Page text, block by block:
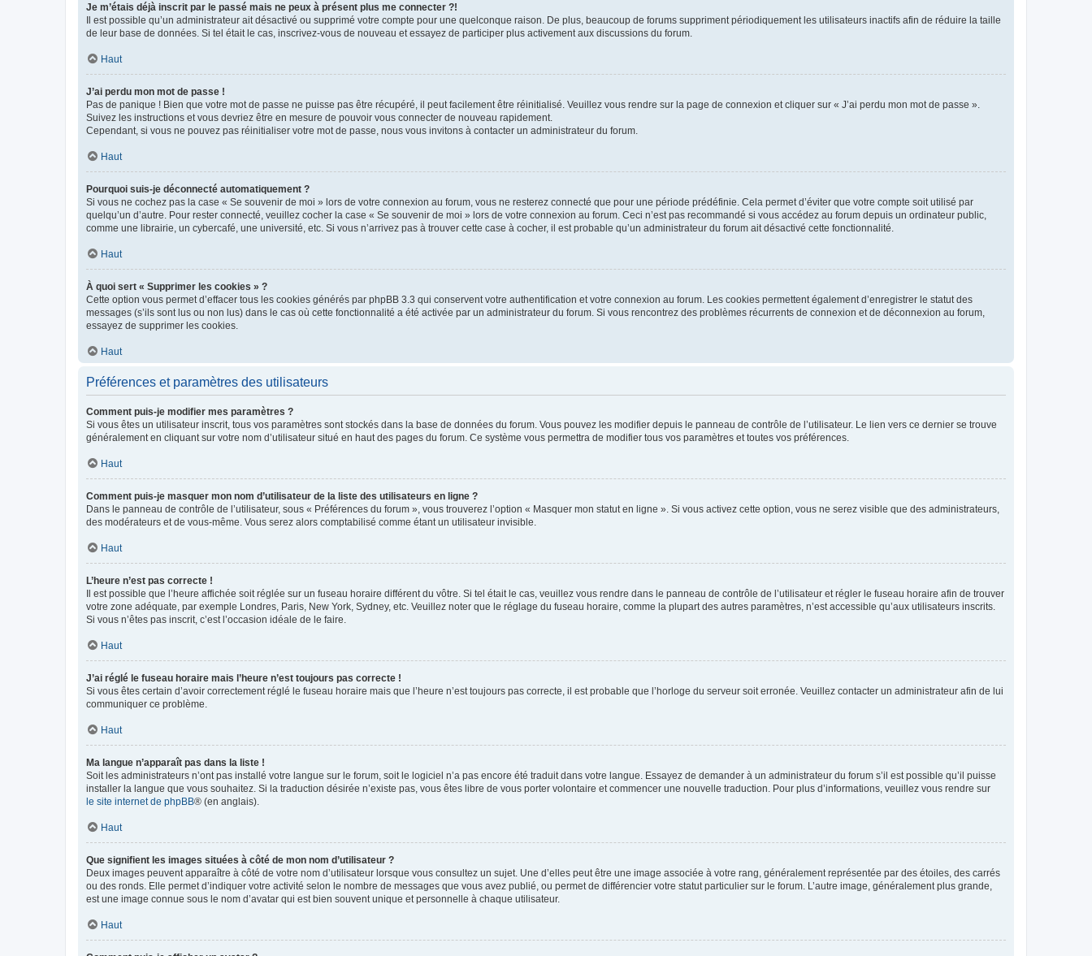
Je m’étais déjà inscrit par le passé mais ne peux à présent plus me connecter ?!
Il est possible qu’un administrateur ait désactivé ou supprimé votre compte pour une quelconque raison. De plus, beaucoup de forums suppriment périodiquement les utilisateurs inactifs afin de réduire la taille
de leur base de données. Si tel était le cas, inscrivez-vous de nouveau et essayez de participer plus activement aux discussions du forum.
Haut
J’ai perdu mon mot de passe !
Pas de panique ! Bien que votre mot de passe ne puisse pas être récupéré, il peut facilement être réinitialisé. Veuillez vous rendre sur la page de connexion et cliquer sur « J’ai perdu mon mot de passe ».
Suivez les instructions et vous devriez être en mesure de pouvoir vous connecter de nouveau rapidement.
Cependant, si vous ne pouvez pas réinitialiser votre mot de passe, nous vous invitons à contacter un administrateur du forum.
Haut
Pourquoi suis-je déconnecté automatiquement ?
Si vous ne cochez pas la case « Se souvenir de moi » lors de votre connexion au forum, vous ne resterez connecté que pour une période prédéfinie. Cela permet d’éviter que votre compte soit utilisé par
quelqu’un d’autre. Pour rester connecté, veuillez cocher la case « Se souvenir de moi » lors de votre connexion au forum. Ceci n’est pas recommandé si vous accédez au forum depuis un ordinateur public,
comme une librairie, un cybercafé, une université, etc. Si vous n’arrivez pas à trouver cette case à cocher, il est probable qu’un administrateur du forum ait désactivé cette fonctionnalité.
Haut
À quoi sert « Supprimer les cookies » ?
Cette option vous permet d’effacer tous les cookies générés par phpBB 3.3 qui conservent votre authentification et votre connexion au forum. Les cookies permettent également d’enregistrer le statut des
messages (s’ils sont lus ou non lus) dans le cas où cette fonctionnalité a été activée par un administrateur du forum. Si vous rencontrez des problèmes récurrents de connexion et de déconnexion au forum,
essayez de supprimer les cookies.
Haut
Préférences et paramètres des utilisateurs
Comment puis-je modifier mes paramètres ?
Si vous êtes un utilisateur inscrit, tous vos paramètres sont stockés dans la base de données du forum. Vous pouvez les modifier depuis le panneau de contrôle de l’utilisateur. Le lien vers ce dernier se trouve
généralement en cliquant sur votre nom d’utilisateur situé en haut des pages du forum. Ce système vous permettra de modifier tous vos paramètres et toutes vos préférences.
Haut
Comment puis-je masquer mon nom d’utilisateur de la liste des utilisateurs en ligne ?
Dans le panneau de contrôle de l’utilisateur, sous « Préférences du forum », vous trouverez l’option « Masquer mon statut en ligne ». Si vous activez cette option, vous ne serez visible que des administrateurs,
des modérateurs et de vous-même. Vous serez alors comptabilisé comme étant un utilisateur invisible.
Haut
L’heure n’est pas correcte !
Il est possible que l’heure affichée soit réglée sur un fuseau horaire différent du vôtre. Si tel était le cas, veuillez vous rendre dans le panneau de contrôle de l’utilisateur et régler le fuseau horaire afin de trouver
votre zone adéquate, par exemple Londres, Paris, New York, Sydney, etc. Veuillez noter que le réglage du fuseau horaire, comme la plupart des autres paramètres, n’est accessible qu’aux utilisateurs inscrits.
Si vous n’êtes pas inscrit, c’est l’occasion idéale de le faire.
Haut
J’ai réglé le fuseau horaire mais l’heure n’est toujours pas correcte !
Si vous êtes certain d’avoir correctement réglé le fuseau horaire mais que l’heure n’est toujours pas correcte, il est probable que l’horloge du serveur soit erronée. Veuillez contacter un administrateur afin de lui
communiquer ce problème.
Haut
Ma langue n’apparaît pas dans la liste !
Soit les administrateurs n’ont pas installé votre langue sur le forum, soit le logiciel n’a pas encore été traduit dans votre langue. Essayez de demander à un administrateur du forum s’il est possible qu’il puisse
installer la langue que vous souhaitez. Si la traduction désirée n’existe pas, vous êtes libre de vous porter volontaire et commencer une nouvelle traduction. Pour plus d’informations, veuillez vous rendre sur
le site internet de phpBB® (en anglais).
Haut
Que signifient les images situées à côté de mon nom d’utilisateur ?
Deux images peuvent apparaître à côté de votre nom d’utilisateur lorsque vous consultez un sujet. Une d’elles peut être une image associée à votre rang, généralement représentée par des étoiles, des carrés
ou des ronds. Elle permet d’indiquer votre activité selon le nombre de messages que vous avez publié, ou permet de différencier votre statut particulier sur le forum. L’autre image, généralement plus grande,
est une image connue sous le nom d’avatar qui est bien souvent unique et personnelle à chaque utilisateur.
Haut